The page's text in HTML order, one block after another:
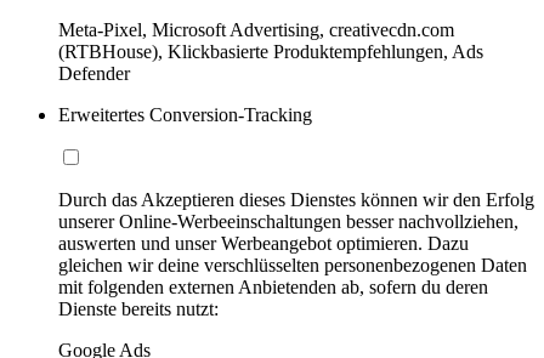
Meta-Pixel, Microsoft Advertising, creativecdn.com
(RTBHouse), Klickbasierte Produktempfehlungen, Ads
Defender
Erweitertes Conversion-Tracking
Durch das Akzeptieren dieses Dienstes können wir den Erfolg
unserer Online-Werbeeinschaltungen besser nachvollziehen,
auswerten und unser Werbeangebot optimieren. Dazu
gleichen wir deine verschlüsselten personenbezogenen Daten
mit folgenden externen Anbietenden ab, sofern du deren
Dienste bereits nutzt:
Google Ads